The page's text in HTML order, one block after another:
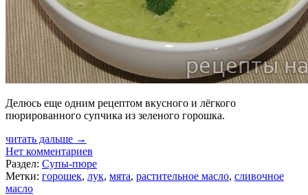
Делюсь еще одним рецептом вкусного и лёгкого
пюрированного супчика из зеленого горошка.
читать дальше →
Нет комментариев
Раздел: Супы-пюре
Метки: горошек, лук, мята, растительное масло, сливочное
масло